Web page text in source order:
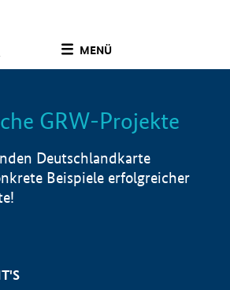
MENÜ
Info
GRW-Projekte
Deutschlandkarte
Beispiele erfolgreicher